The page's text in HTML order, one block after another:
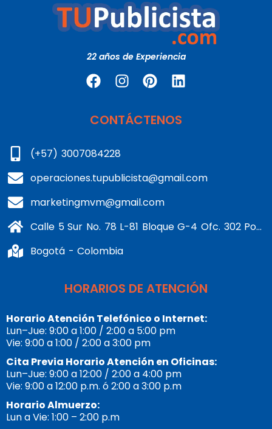
22 años de Experiencia
CONTÁCTENOS
(+57) 3007084228
operaciones.tupublicista@gmail.com
marketingmvm@gmail.com
Calle 5 Sur No. 78 L-81 Bloque G-4 Ofc. 302 Portería 1 Banderas - Kennedy
Bogotá - Colombia
HORARIOS DE ATENCIÓN
Horario Atención Telefónico o Internet:
Lun–Jue: 9:00 a 1:00 / 2:00 a 5:00 pm
Vie: 9:00 a 1:00 / 2:00 a 3:00 pm
Cita Previa Horario Atención en Oficinas:
Lun–Jue: 9:00 a 12:00 / 2:00 a 4:00 pm
Vie: 9:00 a 12:00 p.m. ó 2:00 a 3:00 p.m
Horario Almuerzo:
Lun a Vie: 1:00 – 2:00 p.m